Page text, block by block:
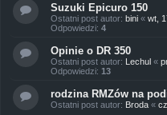
Suzuki Epicuro 150
Ostatni post autor: bini « wt,
Odpowiedzi: 4
Opinie o DR 350
Ostatni post autor: Lechul «
Odpowiedzi: 13
rodzina RMZów na
Ostatni post autor: Broda «